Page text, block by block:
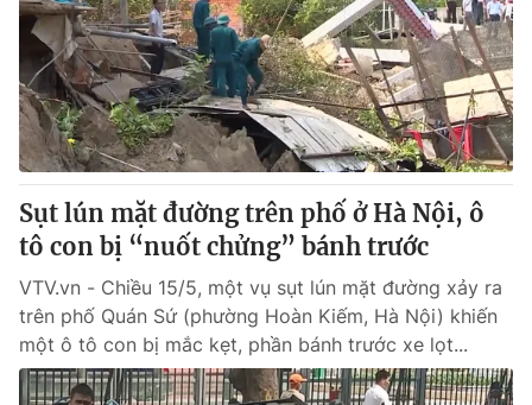
VTV Money VTV Thể thao
VTV Sức khoẻ Bất động sản
Thị trường 24h Tấm lòng Việt
VTV4 Vươn mình bằng AI
VTV9 VTV8
Liên hệ tòa soạn English
Sụt lún mặt đường trên phố ở Hà Nội, ô
tô con bị “nuốt chửng” bánh trước
VTV.vn - Chiều 15/5, một vụ sụt lún mặt đường xảy ra
trên phố Quán Sứ (phường Hoàn Kiếm, Hà Nội) khiến
một ô tô con bị mắc kẹt, phần bánh trước xe lọt...